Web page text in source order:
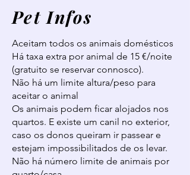
Pet Infos
Aceitam todos os animais domésticos
Há taxa extra por animal de 15 €/noite
(gratuito se reservar connosco).
Não há um limite altura/peso para
aceitar o animal
Os animais podem ficar alojados nos
quartos. E existe um canil no exterior,
caso os donos queiram ir passear e
estejam impossibilitados de os levar.
Não há número limite de animais por